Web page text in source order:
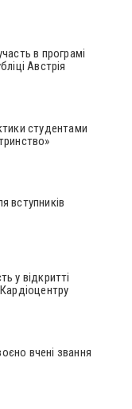
в програмі
Австрія
студентами
вступників
у відкритті
вчені звання